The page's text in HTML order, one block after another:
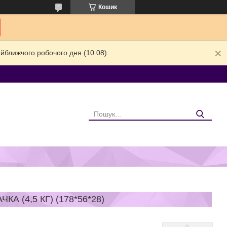
Кошик
робочого дня (10.08).
(4,5 КГ) (178*56*28)